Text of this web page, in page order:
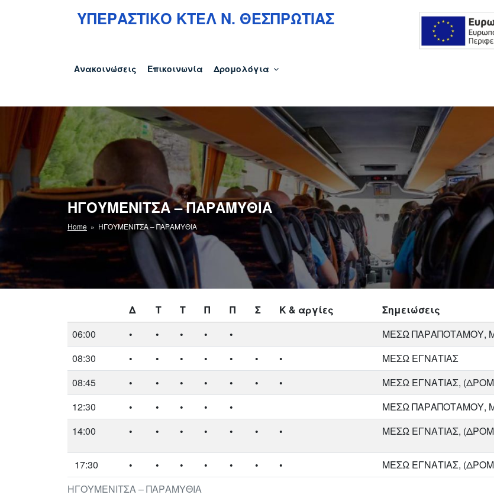
ΥΠΕΡΑΣΤΙΚΟ ΚΤΕΛ N. ΘΕΣΠΡΩΤΙΑΣ
Ανακοινώσεις Επικοινωνία Δρομολόγια
ΗΓΟΥΜΕΝΙΤΣΑ – ΠΑΡΑΜΥΘΙΑ
Home » ΗΓΟΥΜΕΝΙΤΣΑ – ΠΑΡΑΜΥΘΙΑ
ΗΓΟΥΜΕΝΙΤΣΑ – ΠΑΡΑΜΥΘΙΑ
Δ Τ Τ Π Π Σ Κ & αργίες
Σημειώσεις
06:00
• • • • •
ΜΕΣΩ ΠΑΡΑΠΟΤΑΜΟΥ,
08:30
• • • • • • •
ΜΕΣΩ ΕΓΝΑΤΙΑΣ
08:45
• • • • • • •
ΜΕΣΩ ΕΓΝΑΤΙΑΣ,
12:30
• • • • •
ΜΕΣΩ ΠΑΡΑΠΟΤΑΜΟΥ,
14:00
• • • • • • • ΜΕΣΩ ΕΓΝΑΤΙΑΣ,
17:30 • • • • • • • ΜΕΣΩ ΕΓΝΑΤΙΑΣ,